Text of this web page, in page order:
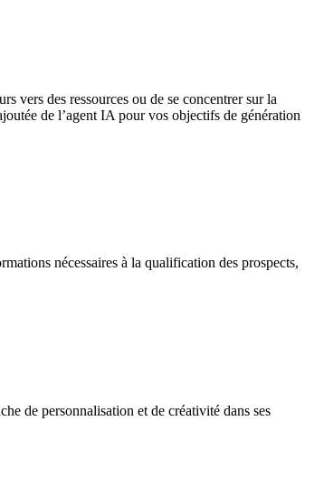
vers des ressources ou de se concentrer sur la
de l’agent IA pour vos objectifs de génération
nécessaires à la qualification des prospects,
de personnalisation et de créativité dans ses